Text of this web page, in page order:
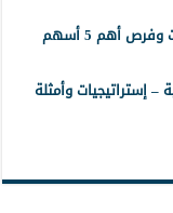
إستراتيجيات وأمثلة